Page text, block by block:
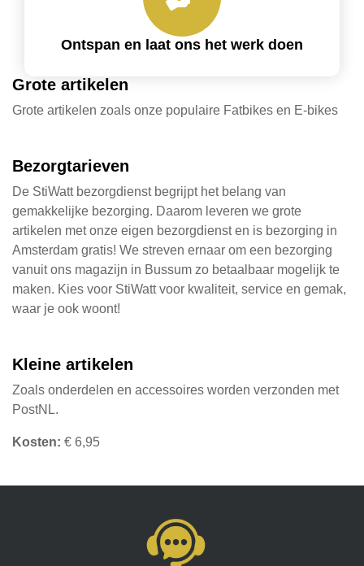
Ontspan en laat ons het werk doen
Grote artikelen
Grote artikelen zoals onze populaire Fatbikes en E-bikes
Bezorgtarieven
De StiWatt bezorgdienst begrijpt het belang van
gemakkelijke bezorging. Daarom leveren we grote
artikelen met onze eigen bezorgdienst en is bezorging in
Amsterdam gratis! We streven ernaar om een bezorging
vanuit ons magazijn in Bussum zo betaalbaar mogelijk te
maken. Kies voor StiWatt voor kwaliteit, service en gemak,
waar je ook woont!
Kleine artikelen
Zoals onderdelen en accessoires worden verzonden met
PostNL.
Kosten: € 6,95